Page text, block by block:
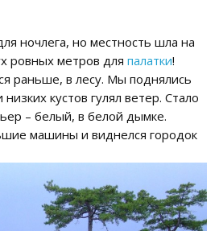
ночлега, но местность шла на
ровных метров для палатки!
раньше, в лесу. Мы поднялись
кустов гулял ветер. Стало
– белый, в белой дымке.
машины и виднелся городок